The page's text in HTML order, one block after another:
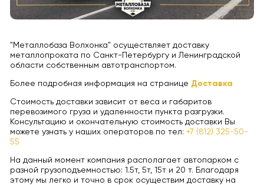
"Металлобаза Волхонка" осуществляет доставку
металлопроката по Санкт-Петербургу и Ленинградской
области собственным автотранспортом.
Более подробная информация на странице Доставка
Стоимость доставки зависит от веса и габаритов
перевозимого груза и удаленности пункта разгрузки.
Консультацию и окончательную стоимость доставки Вы
можете узнать у наших операторов по тел: +7 (812) 325-50-
55
На данный момент компания располагает автопарком с
разной грузоподъемностью: 1.5т, 5т, 15т и 20 т. Благодаря
этому мы легко и точно в срок осуществим доставку на